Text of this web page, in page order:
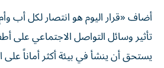
أضاف «قرار اليوم هو انتصار لكل أب
تأثير وسائل التواصل الاجتماعي على
يستحق أن ينشأ في بيئة أكثر أماناً على